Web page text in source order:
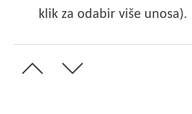
klik za odabir više unosa).